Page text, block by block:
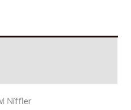
Niffler